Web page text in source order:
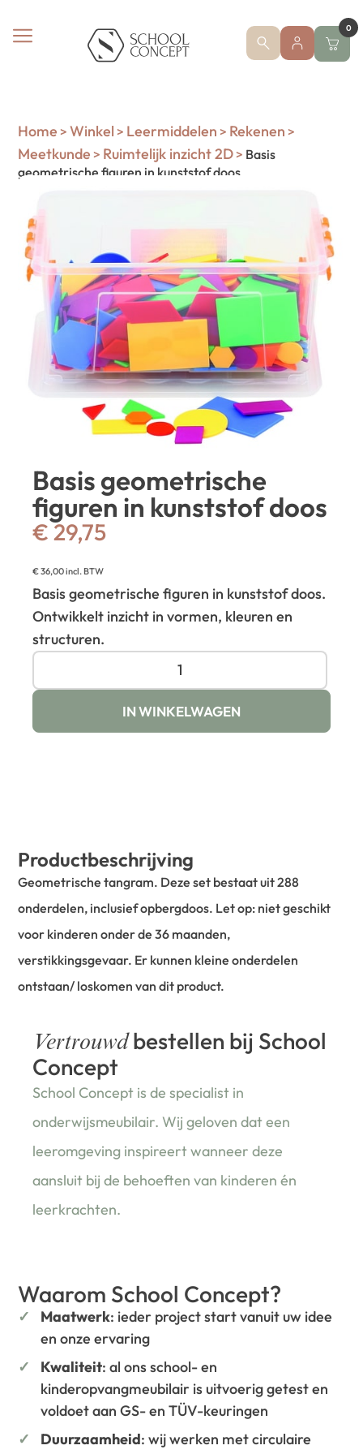
0
Home > Winkel > Leermiddelen > Rekenen >
Meetkunde > Ruimtelijk inzicht 2D> Basis
geometrische figuren in kunststof doos
Basis geometrische
figuren in kunststof doos
€29,75
€36,00incl. BTW
Basis geometrische figuren in kunststof doos.
Ontwikkelt inzicht in vormen, kleuren en
structuren.
IN WINKELWAGEN
Productbeschrijving
Geometrische tangram. Deze set bestaat uit 288
onderdelen, inclusief opbergdoos. Let op: niet geschikt
voor kinderen onder de 36 maanden,
verstikkingsgevaar. Er kunnen kleine onderdelen
ontstaan/ loskomen van dit product.
Vertrouwdbestellen bij School
Concept
School Concept is de specialist in
onderwijsmeubilair. Wij geloven dat een
leeromgeving inspireert wanneer deze
aansluit bij de behoeften van kinderen én
leerkrachten.
Waarom School Concept?
Maatwerk: ieder project start vanuit uw idee
en onze ervaring
Kwaliteit: al ons school- en
kinderopvangmeubilair is uitvoerig getest en
voldoet aan GS- en TÜV-keuringen
Duurzaamheid: wij werken met circulaire